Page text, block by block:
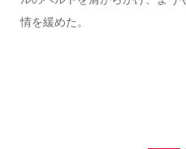
情を緩めた。